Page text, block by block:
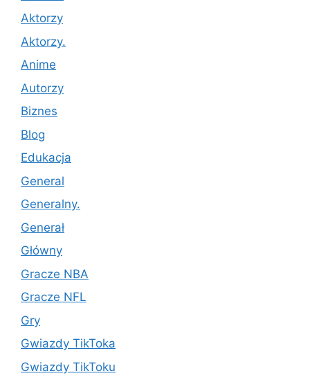
Aktorzy
Aktorzy.
Anime
Autorzy
Biznes
Blog
Edukacja
General
Generalny.
Generał
Główny
Gracze NBA
Gracze NFL
Gry
Gwiazdy TikToka
Gwiazdy TikToku